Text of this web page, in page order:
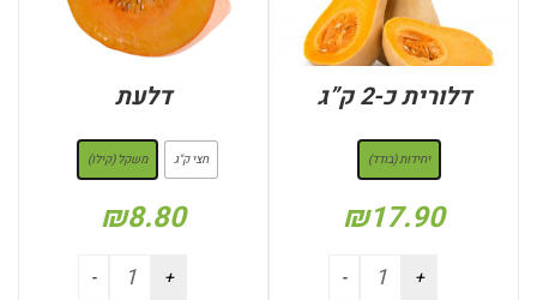
דלורית כ-2 ק”ג
יחידות (בודד)
₪17.90
דלעת
חצי ק"ג משקל (קילו)
₪8.80